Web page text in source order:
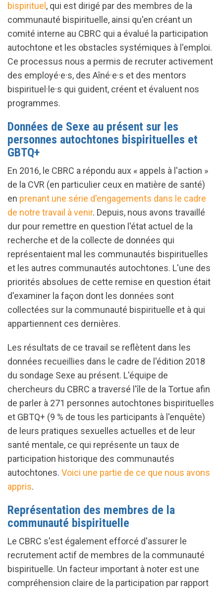
bispirituel , qui est dirigé par des membres de la
communauté bispirituelle, ainsi qu'en créant un
comité interne au CBRC qui a évalué la participation
autochtone et les obstacles systémiques à l'emploi.
Ce processus nous a permis de recruter activement
des employé·e·s, des Aîné·e·s et des mentors
bispirituel·le·s qui guident, créent et évaluent nos
programmes.
Données de Sexe au présent sur les
personnes autochtones bispirituelles et
GBTQ+
En 2016, le CBRC a répondu aux « appels à l'action »
de la CVR (en particulier ceux en matière de santé)
en prenant une série d'engagements dans le cadre
de notre travail à venir. Depuis, nous avons travaillé
dur pour remettre en question l'état actuel de la
recherche et de la collecte de données qui
représentaient mal les communautés bispirituelles
et les autres communautés autochtones. L'une des
priorités absolues de cette remise en question était
d'examiner la façon dont les données sont
collectées sur la communauté bispirituelle et à qui
appartiennent ces dernières.
Les résultats de ce travail se reflètent dans les
données recueillies dans le cadre de l'édition 2018
du sondage Sexe au présent. L'équipe de
chercheurs du CBRC a traversé l'île de la Tortue afin
de parler à 271 personnes autochtones bispirituelles
et GBTQ+ (9 % de tous les participants à l'enquête)
de leurs pratiques sexuelles actuelles et de leur
santé mentale, ce qui représente un taux de
participation historique des communautés
autochtones. Voici une partie de ce que nous avons
appris.
Représentation des membres de la
communauté bispirituelle
Le CBRC s'est également efforcé d'assurer le
recrutement actif de membres de la communauté
bispirituelle. Un facteur important à noter est une
compréhension claire de la participation par rapport